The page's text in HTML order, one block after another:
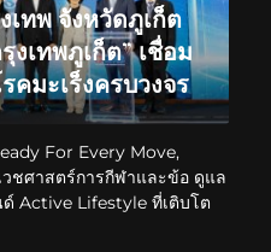
เทพ จังหวัดภูเก็ต
งเทพภูเก็ต” เชื่อม
คมะเร็งครบวงจร
For Every Move,
ชศาสตร์การกีฬาและข้อ ดูแล
Active Lifestyle ที่เติบโต